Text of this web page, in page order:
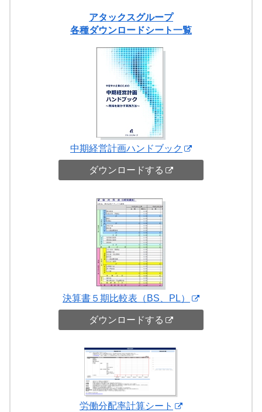
アタックスグループ
各種ダウンロードシート一覧
中期経営計画ハンドブック
ダウンロードする
決算書５期比較表（BS、PL）
ダウンロードする
労働分配率計算シート